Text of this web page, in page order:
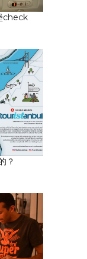
check
？